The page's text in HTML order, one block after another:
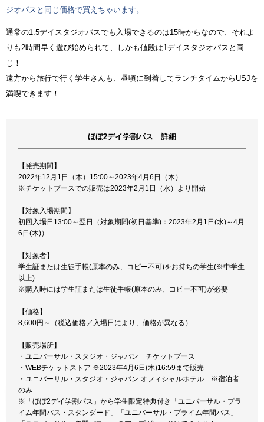
ジオパスと同じ価格で買えちゃいます。
通常の1.5デイスタジオパスでも入場できるのは15時からなので、それよ
りも2時間早く遊び始められて、しかも値段は1デイスタジオパスと同
じ！
遠方から旅行で行く学生さんも、昼頃に到着してランチタイムからUSJを
満喫できます！
ほぼ2デイ学割パス 詳細
【発売期間】
2022年12月1日（木）15:00～2023年4月6日（木）
※チケットブースでの販売は2023年2月1日（水）より開始
【対象入場期間】
初回入場日13:00～翌日（対象期間(初日基準)：2023年2月1日(水)～4月
6日(木)）
【対象者】
学生証または生徒手帳(原本のみ、コピー不可)をお持ちの学生(※中学生
以上)
※購入時には学生証または生徒手帳(原本のみ、コピー不可)が必要
【価格】
8,600円～（税込価格／入場日により、価格が異なる）
【販売場所】
・ユニバーサル・スタジオ・ジャパン チケットブース
・WEBチケットストア ※2023年4月6日(木)16:59まで販売
・ユニバーサル・スタジオ・ジャパン オフィシャルホテル ※宿泊者
のみ
※「ほぼ2デイ学割パス」から学生限定特典付き「ユニバーサル・プラ
イム年間パス・スタンダード」「ユニバーサル・プライム年間パス」